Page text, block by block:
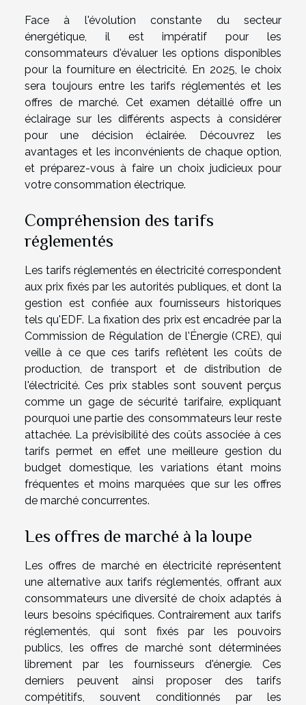
Face à l'évolution constante du secteur
énergétique, il est impératif pour les
consommateurs d'évaluer les options disponibles
pour la fourniture en électricité. En 2025, le choix
sera toujours entre les tarifs réglementés et les
offres de marché. Cet examen détaillé offre un
éclairage sur les différents aspects à considérer
pour une décision éclairée. Découvrez les
avantages et les inconvénients de chaque option,
et préparez-vous à faire un choix judicieux pour
votre consommation électrique.
Compréhension des tarifs
réglementés
Les tarifs réglementés en électricité correspondent
aux prix fixés par les autorités publiques, et dont la
gestion est confiée aux fournisseurs historiques
tels qu'EDF. La fixation des prix est encadrée par la
Commission de Régulation de l'Énergie (CRE), qui
veille à ce que ces tarifs reflètent les coûts de
production, de transport et de distribution de
l'électricité. Ces prix stables sont souvent perçus
comme un gage de sécurité tarifaire, expliquant
pourquoi une partie des consommateurs leur reste
attachée. La prévisibilité des coûts associée à ces
tarifs permet en effet une meilleure gestion du
budget domestique, les variations étant moins
fréquentes et moins marquées que sur les offres
de marché concurrentes.
Les offres de marché à la loupe
Les offres de marché en électricité représentent
une alternative aux tarifs réglementés, offrant aux
consommateurs une diversité de choix adaptés à
leurs besoins spécifiques. Contrairement aux tarifs
réglementés, qui sont fixés par les pouvoirs
publics, les offres de marché sont déterminées
librement par les fournisseurs d'énergie. Ces
derniers peuvent ainsi proposer des tarifs
compétitifs, souvent conditionnés par les